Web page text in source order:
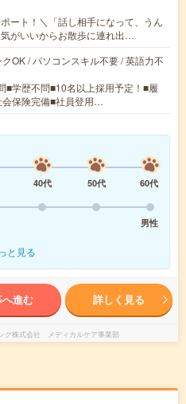
ート！＼「話し相手になって、うん
がいいからお散歩に連れ出…
OK / パソコンスキル不要 / 英語力不
■学歴不問■10名以上採用予定！■履
会保険完備■社員登用…
40代 50代
60代
男性
と見る
へ進む 詳しく見る
グ株式会社 メディカルケア事業部